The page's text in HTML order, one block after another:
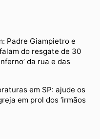
Padre Giampietro e
do resgate de 30
da rua e das
em SP: ajude os
em prol dos ‘irmãos